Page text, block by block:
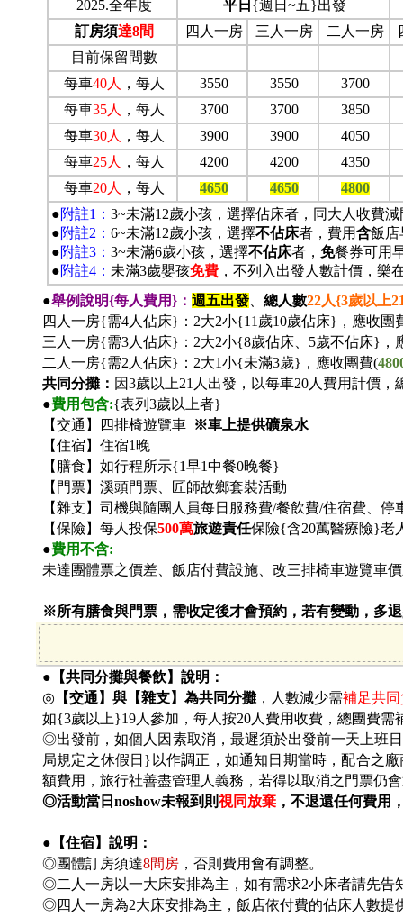
2025.全年度 平日 {週日~五}出發
訂房須達8間 四人一房 三人一房 二人一房
目前保留間數
每車40人 ，每人 3550 3550
3700
每車35人 ，每人 3700 3700
3850
每車30人 ，每人 3900 3900
4050
每車25人 ，每人 4200 4200
4350
每車20人 ，每人 4650 4650
4800
●附註1： 3~未滿12歲小孩，選擇佔床者，同大人收費
●附註2： 6~未滿12歲小孩，選擇不佔床者，費用含飯店
●附註3： 3~未滿6歲小孩，選擇不佔床者， 免餐券可用
●附註4： 未滿3歲嬰孩免費 ，不列入出發人數計價，樂
●舉例說明{每人費用}： 週五出發 總人數22人{3歲以上
四人一房{需4人佔床}：2大2小{11歲10歲佔床}，應收團
三人一房{需3人佔床}：2大2小{8歲佔床、5歲不佔床}，
二人一房{需2人佔床}：2大1小{未滿3歲}，應收團費(
共同分攤： 因3歲以上21人出發，以每車20人費用計價，
●費用包含:{表列3歲以上者}
【交通】四排椅遊覽車 ※車上提供礦泉水
【住宿】住宿1晚
【膳食】如行程所示{1早1中餐0晚餐}
【門票】溪頭門票、匠師故鄉套裝活動
【雜支】司機與隨團人員每日服務費/餐飲費/住宿費、停
【保險】每人投保500萬旅遊責任保險{含20萬醫療險}老
●費用不含:
未達團體票之價差、飯店付費設施、改三排椅車遊覽車
※所有膳食與門票，需收定後才會預約，若有變動，多
●【共同分攤與餐飲】說明：
◎ 【交通】與【雜支】為共同分攤 ，人數減少需補足共同
如{3歲以上}19人參加，每人按20人費用收費，總團費
◎出發前，如個人因素取消，最遲須於出發前一天上班
局規定之休假日}以作調正，如通知日期當時，配合之
額費用，旅行社善盡管理人義務，若得以取消之門票仍
◎活動當日noshow未報到則視同放棄 ，不退還任何費用
●【住宿】說明：
◎團體訂房須達8間房 ，否則費用會有調整。
◎二人一房以一大床安排為主，如有需求2小床者請先告
◎四人一房為2大床安排為主，飯店依付費的佔床人數提